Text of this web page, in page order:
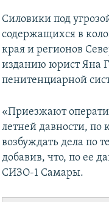
Силовики под
содержащихся в
края и регионов
изданию юрист Яна
пенитенциарной
«Приезжают
летней давности, по
возбуждать дела по
добавив, что, по ее
СИЗО-1 Самары.